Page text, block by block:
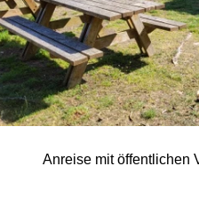
Anreise mit öffentlichen